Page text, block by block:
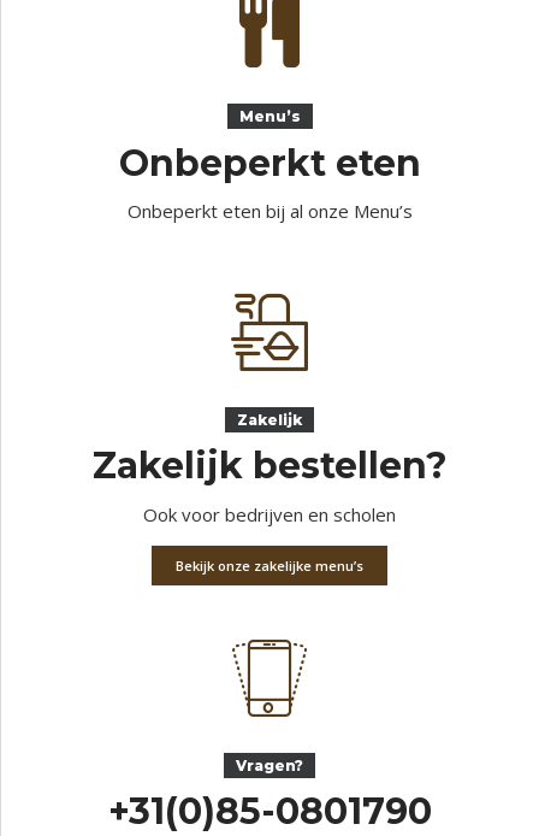
Menu’s
Onbeperkt eten
Onbeperkt eten bij al onze Menu’s
Zakelijk
Zakelijk bestellen?
Ook voor bedrijven en scholen
Bekijk onze zakelijke menu’s
Vragen?
+31(0)85-0801790